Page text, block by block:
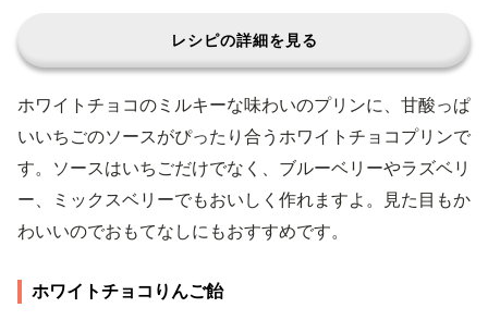
レシピの詳細を見る
ホワイトチョコのミルキーな味わいのプリンに、甘酸っぱ
いいちごのソースがぴったり合うホワイトチョコプリンで
す。ソースはいちごだけでなく、ブルーベリーやラズベリ
ー、ミックスベリーでもおいしく作れますよ。見た目もか
わいいのでおもてなしにもおすすめです。
ホワイトチョコりんご飴